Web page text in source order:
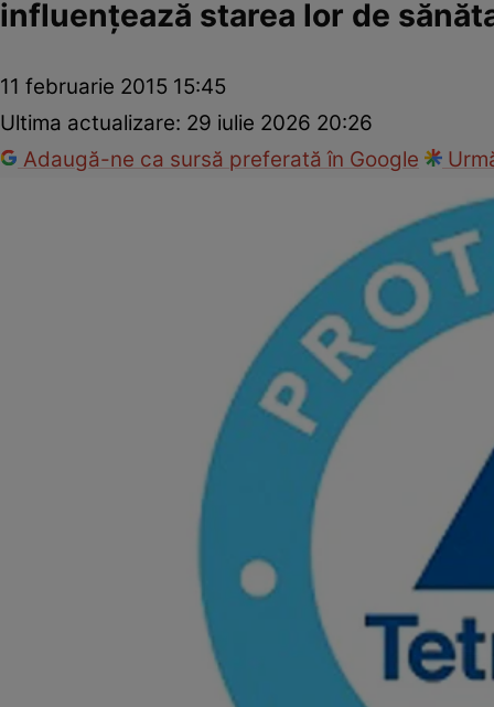
influenţează starea lor de
11 februarie 2015 15:45
Ultima actualizare: 29 iulie 2026 20:26
Adaugă-ne ca sursă preferată în Google